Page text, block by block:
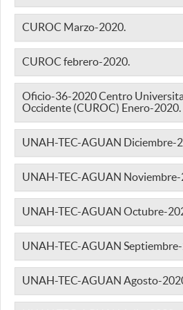
CUROC Marzo-2020.
CUROC febrero-2020.
Oficio-36-2020 Centro
Occidente (CUROC) Enero-2020.
UNAH-TEC-AGUAN Diciembre-
UNAH-TEC-AGUAN
UNAH-TEC-AGUAN Octubre-
UNAH-TEC-AGUAN
UNAH-TEC-AGUAN Agosto-